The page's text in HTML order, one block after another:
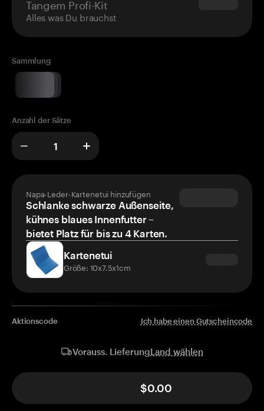
Tangem Profi-Kit
Alles was Du brauchst
$180.00
Sammlung
Anzahl der Sätze
Napa-Leder-Kartenetui hinzufügen
Schlanke schwarze Außenseite,
kühnes blaues Innenfutter –
bietet Platz für bis zu 4 Karten.
Kartenetui
Größe: 10x7.5x1cm
Aktionscode Ich habe einen Gutscheincode
Vorauss. LieferungLand wählen
$0.00